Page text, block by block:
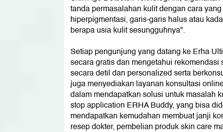
tanda permasalahan kulit dengan cara
hiperpigmentasi, garis-garis halus atau
berapa usia kulit sesungguhnya".
Setiap pengunjung yang datang ke Erha
secara gratis dan mengetahui
secara detil dan personalized serta
juga menyediakan layanan konsultasi
dalam mendapatkan solusi untuk masalah
stop application ERHA Buddy, yang bisa
mendapatkan kemudahan membuat janji
resep dokter, pembelian produk skin care